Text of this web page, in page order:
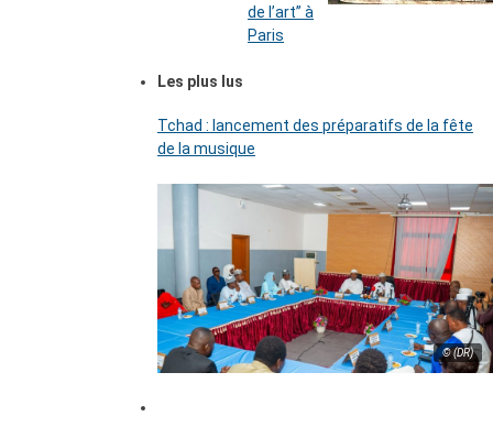
de l’art’’ à
Paris
Les plus lus
Tchad : lancement des préparatifs de la fête
de la musique
© (DR)